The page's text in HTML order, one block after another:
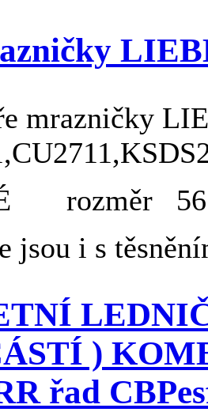
mrazničky
rozměr 56
jsou i s
)
řad